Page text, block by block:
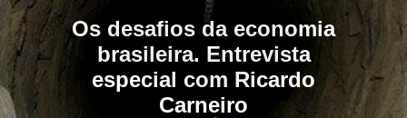
Os desafios da economia
brasileira. Entrevista
especial com Ricardo
Carneiro